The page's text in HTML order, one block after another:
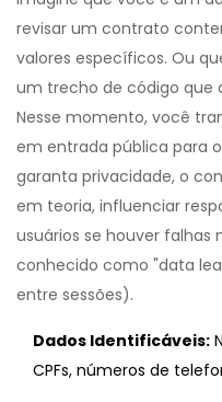
revisar um contrato
valores específicos. Ou
um trecho de código que
Nesse momento, você
em entrada pública para
garanta privacidade, o
em teoria, influenciar
usuários se houver falhas
conhecido como "data
entre sessões).
Dados Identificáveis:
CPFs, números de